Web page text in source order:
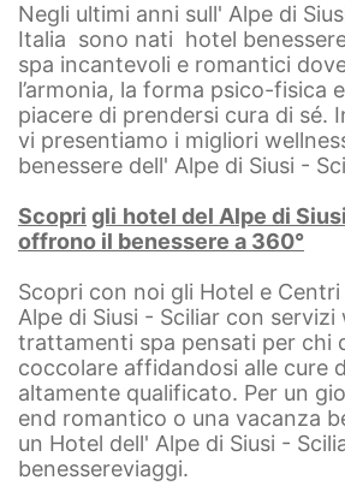
Negli ultimi anni sull' Alpe di
Italia sono nati hotel
spa incantevoli e romantici
l’armonia, la forma psico-fisica
piacere di prendersi cura di sé.
vi presentiamo i migliori
benessere dell' Alpe di Siusi -
Scopri gli hotel del Alpe di
offrono il benessere a 360°
Scopri con noi gli Hotel e Centri
Alpe di Siusi - Sciliar con servizi
trattamenti spa pensati per chi
coccolare affidandosi alle cure
altamente qualificato. Per un
end romantico o una vacanza
un Hotel dell' Alpe di Siusi -
benessereviaggi.